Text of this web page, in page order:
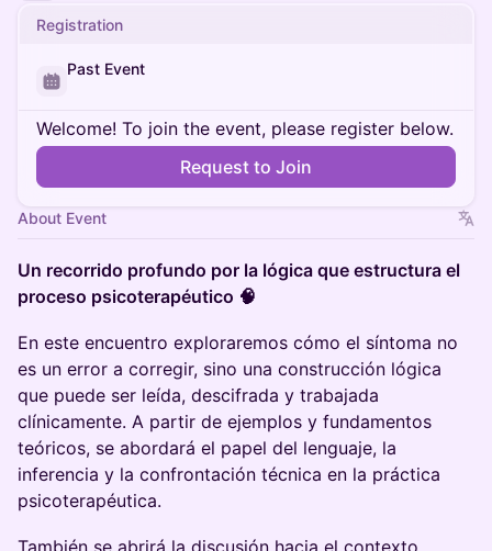
Registration
Past Event
Welcome! To join the event, please register below.
Request to Join
About Event
Un recorrido profundo por la lógica que estructura el
proceso psicoterapéutico 🧠
En este encuentro exploraremos cómo el síntoma no
es un error a corregir, sino una construcción lógica
que puede ser leída, descifrada y trabajada
clínicamente. A partir de ejemplos y fundamentos
teóricos, se abordará el papel del lenguaje, la
inferencia y la confrontación técnica en la práctica
psicoterapéutica.
También se abrirá la discusión hacia el contexto